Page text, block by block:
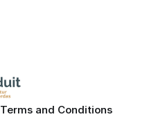
Terms and Conditions